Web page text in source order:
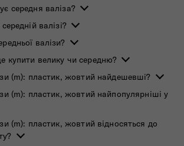
середня валіза?
валізі?
валізи?
купити велику чи середню?
(m): пластик, жовтий найдешевші?
(m): пластик, жовтий найпопулярніші у
(m): пластик, жовтий відносяться до